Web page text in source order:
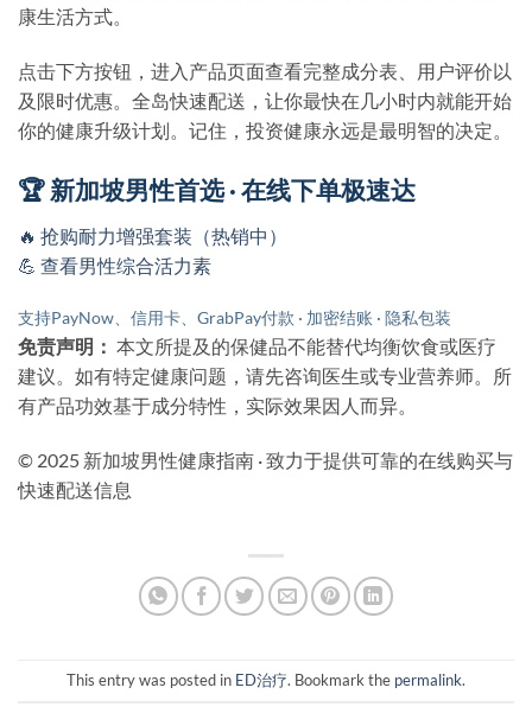
康生活方式。
点击下方按钮，进入产品页面查看完整成分表、用户评价以
及限时优惠。全岛快速配送，让你最快在几小时内就能开始
你的健康升级计划。记住，投资健康永远是最明智的决定。
🏆 新加坡男性首选 · 在线下单极速达
🔥 抢购耐力增强套装（热销中）
💪 查看男性综合活力素
支持PayNow、信用卡、GrabPay付款 · 加密结账 · 隐私包装
免责声明： 本文所提及的保健品不能替代均衡饮食或医疗
建议。如有特定健康问题，请先咨询医生或专业营养师。所
有产品功效基于成分特性，实际效果因人而异。
© 2025 新加坡男性健康指南 · 致力于提供可靠的在线购买与
快速配送信息
This entry was posted in ED治疗. Bookmark the permalink.